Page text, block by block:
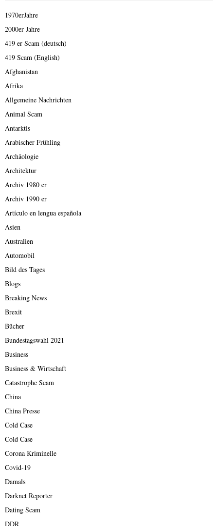
1970erJahre
2000er Jahre
419 er Scam (deutsch)
419 Scam (English)
Afghanistan
Afrika
Allgemeine Nachrichten
Animal Scam
Antarktis
Arabischer Frühling
Archäologie
Architektur
Archiv 1980 er
Archiv 1990 er
Artículo en lengua española
Asien
Australien
Automobil
Bild des Tages
Blogs
Breaking News
Brexit
Bücher
Bundestagswahl 2021
Business
Business & Wirtschaft
Catastrophe Scam
China
China Presse
Cold Case
Cold Case
Corona Kriminelle
Covid-19
Damals
Darknet Reporter
Dating Scam
DDR